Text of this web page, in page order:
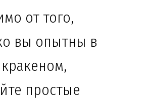
от того,
вы опытны в
простые